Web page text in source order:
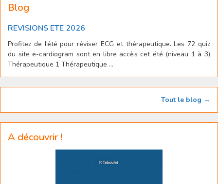
Blog
REVISIONS ETE 2026
Profitez de l’été pour réviser ECG et thérapeutique. Les 72 quiz
du site e-cardiogram sont en libre accès cet été (niveau 1 à 3)
Thérapeutique 1 Thérapeutique ...
Tout le blog →
A découvrir !